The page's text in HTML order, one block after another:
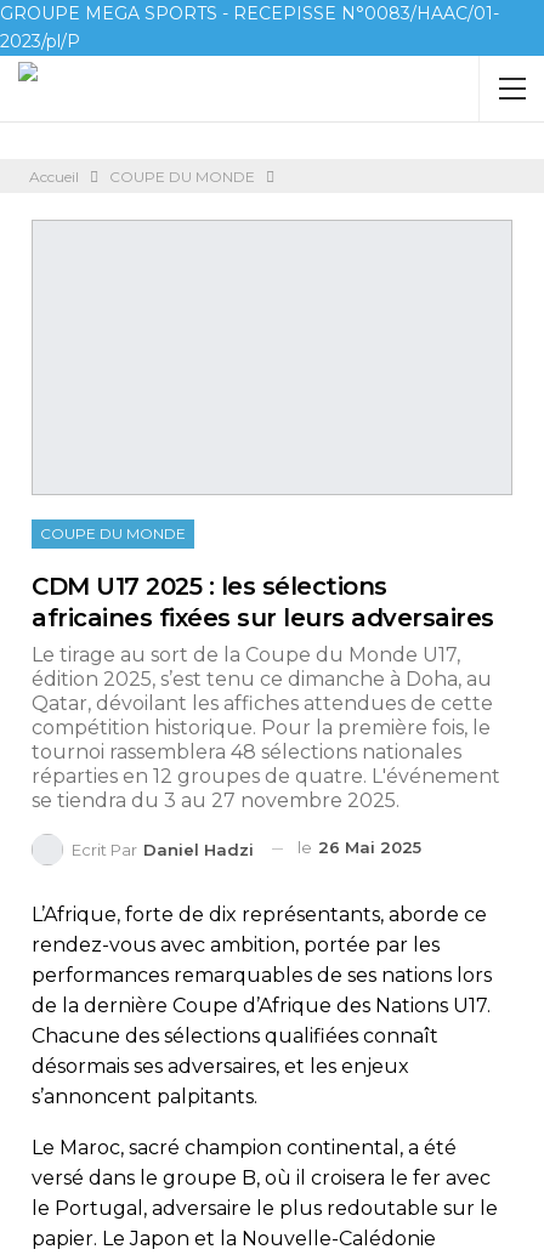
GROUPE MEGA SPORTS - RECEPISSE N°0083/HAAC/01-
2023/pl/P
Accueil COUPE DU MONDE
COUPE DU MONDE
CDM U17 2025 : les sélections
africaines fixées sur leurs adversaires
Le tirage au sort de la Coupe du Monde U17,
édition 2025, s’est tenu ce dimanche à Doha, au
Qatar, dévoilant les affiches attendues de cette
compétition historique. Pour la première fois, le
tournoi rassemblera 48 sélections nationales
réparties en 12 groupes de quatre. L'événement
se tiendra du 3 au 27 novembre 2025.
Ecrit Par Daniel Hadzi le 26 Mai 2025
L’Afrique, forte de dix représentants, aborde ce
rendez-vous avec ambition, portée par les
performances remarquables de ses nations lors
de la dernière Coupe d’Afrique des Nations U17.
Chacune des sélections qualifiées connaît
désormais ses adversaires, et les enjeux
s’annoncent palpitants.
Le Maroc, sacré champion continental, a été
versé dans le groupe B, où il croisera le fer avec
le Portugal, adversaire le plus redoutable sur le
papier. Le Japon et la Nouvelle-Calédonie